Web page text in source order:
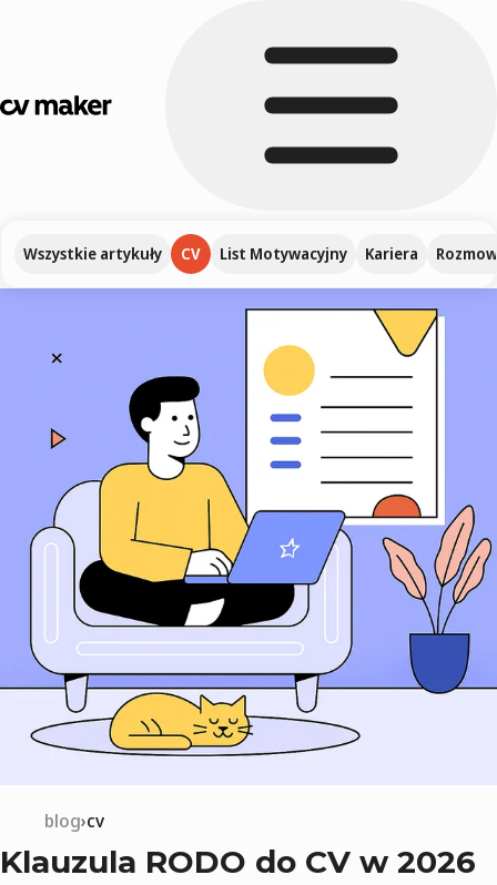
Wszystkie artykuły CV List Motywacyjny Kariera
blog cv
Klauzula RODO do CV w 2026